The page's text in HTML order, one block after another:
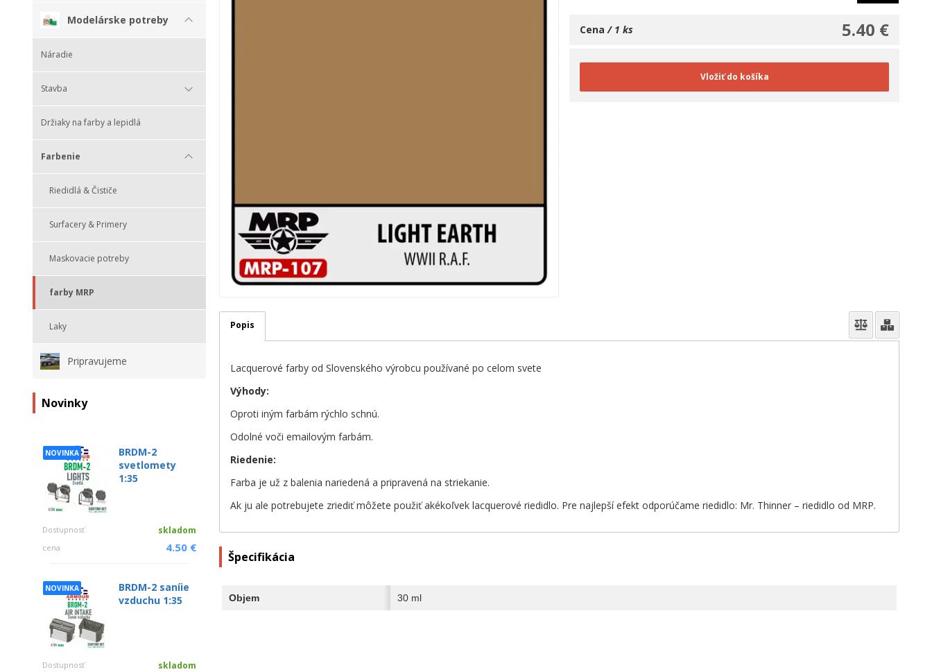
Modelárske potreby
Náradie
Stavba
Držiaky na farby a lepidlá
Farbenie
Riedidlá & Čističe
Surfacery & Primery
Maskovacie potreby
farby MRP
Laky
Pripravujeme
Novinky
NOVINKA
BRDM-2
svetlomety
1:35
Dostupnosť skladom
cena 4.50 €
NOVINKA
BRDM-2 saníie
vzduchu 1:35
Dostupnosť skladom
5.40 €
Cena / 1 ks
Vložiť do košíka
Popis
Lacquerové farby od Slovenského výrobcu používané po celom svete
Výhody:
Oproti iným farbám rýchlo schnú.
Odolné voči emailovým farbám.
Riedenie:
Farba je už z balenia nariedená a pripravená na striekanie.
Ak ju ale potrebujete zriediť môžete použiť akékoľvek lacquerové riedidlo. Pre najlepší efekt odporúčame riedidlo: Mr. Thinner – riedidlo od MRP.
Špecifikácia
Objem 30 ml